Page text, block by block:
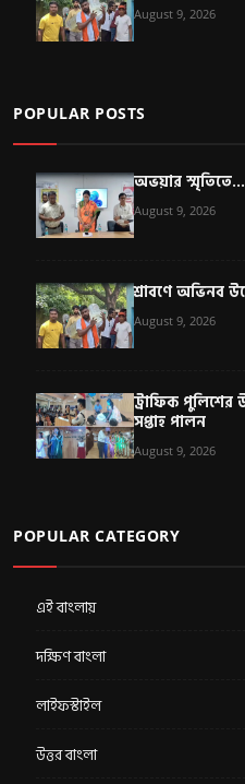
August 9, 2026
POPULAR POSTS
অভয়ার
August 9, 2026
শ্রাবণে অভিনব
August 9, 2026
ট্রাফিক পুলিশের
সপ্তাহ পালন
August 9, 2026
POPULAR CATEGORY
এই বাংলায়
দক্ষিণ বাংলা
লাইফস্টাইল
উত্তর বাংলা